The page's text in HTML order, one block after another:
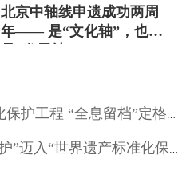
北京中轴线申遗成功两周
年—— 是“文化轴”，也